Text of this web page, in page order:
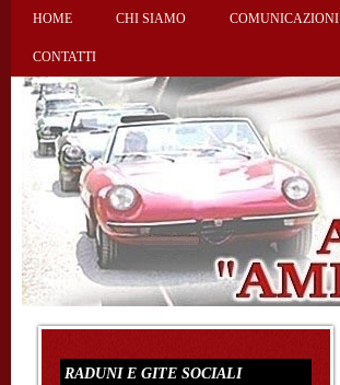
HOME CHI SIAMO COMUNICAZIONI
CONTATTI
RADUNI E GITE SOCIALI